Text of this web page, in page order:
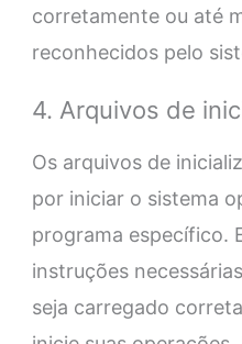
corretamente ou até
reconhecidos pelo
4. Arquivos de
Os arquivos de
por iniciar o sistema
programa específico.
instruções
seja carregado